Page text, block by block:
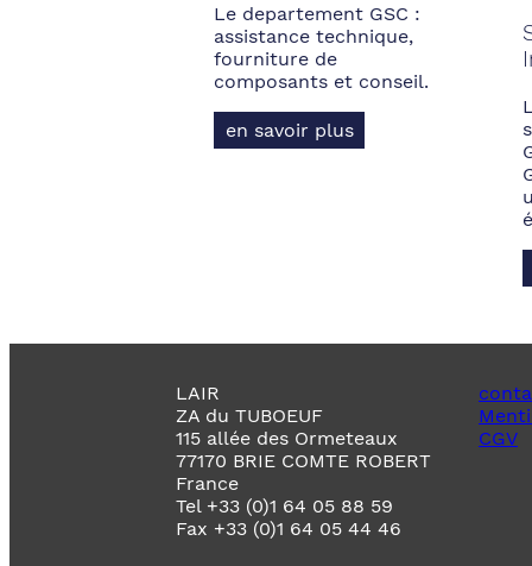
Le departement GSC :
assistance technique,
fourniture de
composants et conseil.
en savoir plus
LAIR
ZA du TUBOEUF
115 allée des Ormeteaux
77170 BRIE COMTE ROBERT
France
Tel +33 (0)1 64 05 88 59
Fax +33 (0)1 64 05 44 46
CGV